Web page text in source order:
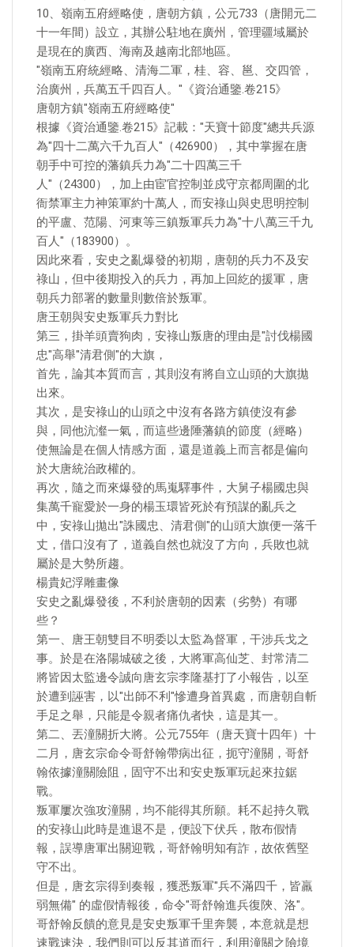
10、嶺南五府經略使，唐朝方鎮，公元733（唐開元二
十一年間）設立，其辦公駐地在廣州，管理疆域屬於
是現在的廣西、海南及越南北部地區。
"嶺南五府統經略、清海二軍，桂、容、邕、交四管，
治廣州，兵萬五千四百人。"《資治通鑒.卷215》
唐朝方鎮"嶺南五府經略使"
根據《資治通鑒.卷215》記載："天寶十節度"總共兵源
為"四十二萬六千九百人"（426900），其中掌握在唐
朝手中可控的藩鎮兵力為"二十四萬三千
人"（24300），加上由宦官控制並戍守京都周圍的北
衙禁軍主力神策軍約十萬人，而安祿山與史思明控制
的平盧、范陽、河東等三鎮叛軍兵力為"十八萬三千九
百人"（183900）。
因此來看，安史之亂爆發的初期，唐朝的兵力不及安
祿山，但中後期投入的兵力，再加上回紇的援軍，唐
朝兵力部署的數量則數倍於叛軍。
唐王朝與安史叛軍兵力對比
第三，掛羊頭賣狗肉，安祿山叛唐的理由是"討伐楊國
忠"高舉"清君側"的大旗，
首先，論其本質而言，其則沒有將自立山頭的大旗拋
出來。
其次，是安祿山的山頭之中沒有各路方鎮使沒有參
與，同他沆瀣一氣，而這些邊陲藩鎮的節度（經略）
使無論是在個人情感方面，還是道義上而言都是偏向
於大唐統治政權的。
再次，隨之而來爆發的馬嵬驛事件，大舅子楊國忠與
集萬千寵愛於一身的楊玉環皆死於有預謀的亂兵之
中，安祿山拋出"誅國忠、清君側"的山頭大旗便一落千
丈，借口沒有了，道義自然也就沒了方向，兵敗也就
屬於是大勢所趨。
楊貴妃浮雕畫像
安史之亂爆發後，不利於唐朝的因素（劣勢）有哪
些？
第一、唐王朝雙目不明委以太監為督軍，干涉兵戈之
事。於是在洛陽城破之後，大將軍高仙芝、封常清二
將皆因太監邊令誠向唐玄宗李隆基打了小報告，以至
於遭到誣害，以"出師不利"慘遭身首異處，而唐朝自斬
手足之舉，只能是令親者痛仇者快，這是其一。
第二、丟潼關折大將。公元755年（唐天寶十四年）十
二月，唐玄宗命令哥舒翰帶病出征，扼守潼關，哥舒
翰依據潼關險阻，固守不出和安史叛軍玩起來拉鋸
戰。
叛軍屢次強攻潼關，均不能得其所願。耗不起持久戰
的安祿山此時是進退不是，便設下伏兵，散布假情
報，誤導唐軍出關迎戰，哥舒翰明知有詐，故依舊堅
守不出。
但是，唐玄宗得到奏報，獲悉叛軍"兵不滿四千，皆羸
弱無備" 的虛假情報後，命令"哥舒翰進兵復陝、洛"。
哥舒翰反饋的意見是安史叛軍千里奔襲，本意就是想
速戰速決，我們則可以反其道而行，利用潼關之險境